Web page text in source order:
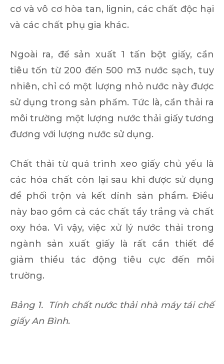
cơ và vô cơ hòa tan, lignin, các chất độc hại
và các chất phụ gia khác.
Ngoài ra, để sản xuất 1 tấn bột giấy, cần
tiêu tốn từ 200 đến 500 m3 nước sạch, tuy
nhiên, chỉ có một lượng nhỏ nước này được
sử dụng trong sản phẩm. Tức là, cần thải ra
môi trường một lượng nước thải giấy tương
đương với lượng nước sử dụng.
Chất thải từ quá trình xeo giấy chủ yếu là
các hóa chất còn lại sau khi được sử dụng
để phối trộn và kết dính sản phẩm. Điều
này bao gồm cả các chất tẩy trắng và chất
oxy hóa. Vì vậy, việc xử lý nước thải trong
ngành sản xuất giấy là rất cần thiết để
giảm thiểu tác động tiêu cực đến môi
trường.
Bảng 1. Tính chất nước thải nhà máy tái chế
giấy An Bình.